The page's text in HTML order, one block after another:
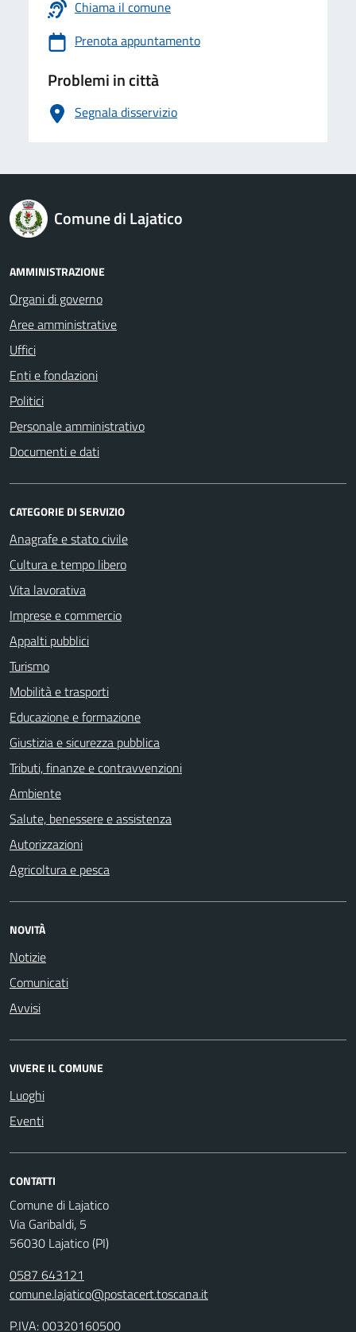
Chiama il comune
Prenota appuntamento
Problemi in città
Segnala disservizio
logo Unione Europea
Comune di Lajatico
AMMINISTRAZIONE
Organi di governo
Aree amministrative
Uffici
Enti e fondazioni
Politici
Personale amministrativo
Documenti e dati
CATEGORIE DI SERVIZIO
Anagrafe e stato civile
Cultura e tempo libero
Vita lavorativa
Imprese e commercio
Appalti pubblici
Turismo
Mobilità e trasporti
Educazione e formazione
Giustizia e sicurezza pubblica
Tributi, finanze e contravvenzioni
Ambiente
Salute, benessere e assistenza
Autorizzazioni
Agricoltura e pesca
NOVITÀ
Notizie
Comunicati
Avvisi
VIVERE IL COMUNE
Luoghi
Eventi
CONTATTI
Comune di Lajatico
Via Garibaldi, 5
56030 Lajatico (PI)
0587 643121
comune.lajatico@postacert.toscana.it
P.IVA: 00320160500